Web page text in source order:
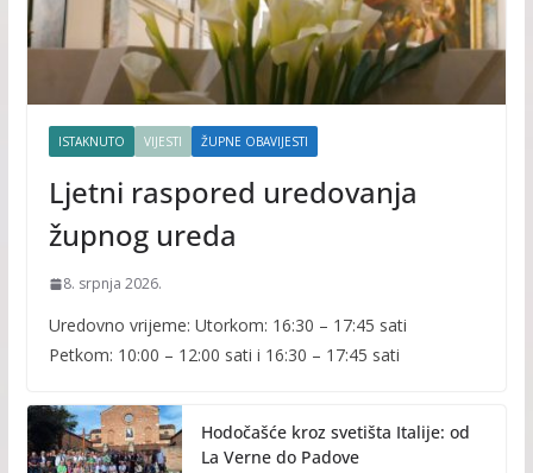
ISTAKNUTO VIJESTI ŽUPNE OBAVIJESTI
Ljetni raspored uredovanja
župnog ureda
8. srpnja 2026.
Uredovno vrijeme: Utorkom: 16:30 – 17:45 sati
Petkom: 10:00 – 12:00 sati i 16:30 – 17:45 sati
Hodočašće kroz svetišta Italije: od
La Verne do Padove